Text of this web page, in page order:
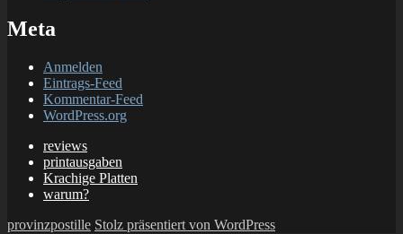
Meta
Anmelden
Eintrags-Feed
Kommentar-Feed
WordPress.org
reviews
printausgaben
Krachige Platten
warum?
provinzpostille Stolz präsentiert von WordPress